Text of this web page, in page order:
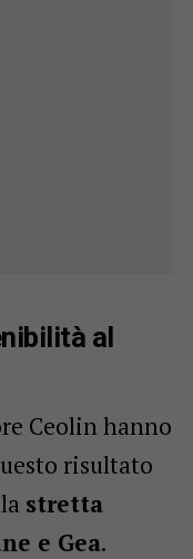
al
Ceolin hanno
risultato
stretta
e Gea.